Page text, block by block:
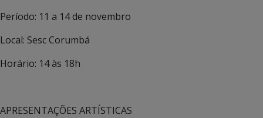
Período: 11 a 14 de novembro
Local: Sesc Corumbá
Horário: 14 às 18h
APRESENTAÇÕES ARTÍSTICAS